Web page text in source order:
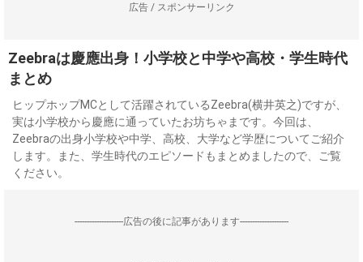
広告 / スポンサーリンク
Zeebraは慶應出身！小学校と中学や高校・学生時代
まとめ
ヒップホップMCとして活躍されているZeebra(横井英之)ですが、
実は小学校から慶應に通っていたお坊ちゃまです。今回は、
Zeebraの出身小学校や中学、高校、大学など学歴についてご紹介
します。また、学生時代のエピソードもまとめましたので、ご覧
ください。
--------------------広告の後に記事があります--------------------